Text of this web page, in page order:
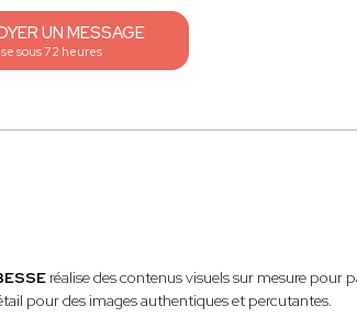
UN MESSAGE
sous 72 heures
réalise des contenus visuels sur mesure pour
pour des images authentiques et percutantes.